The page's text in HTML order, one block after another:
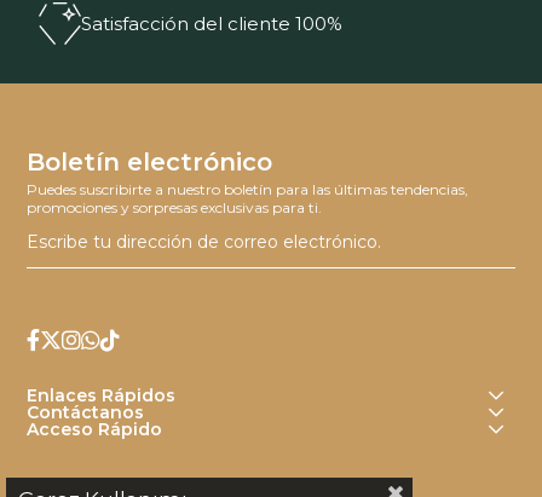
Satisfacción del cliente 100%
Boletín electrónico
Puedes suscribirte a nuestro boletín para las últimas tendencias,
promociones y sorpresas exclusivas para ti.
Enlaces Rápidos
Contáctanos
Acceso Rápido